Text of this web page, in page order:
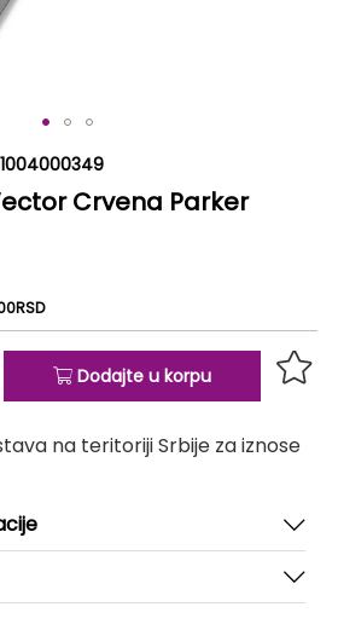
Crvena Parker
Dodajte u korpu
na teritoriji Srbije za iznose